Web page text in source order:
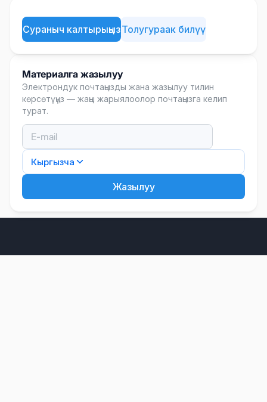
Сураныч калтырыңызТолугураак билүү
Материалга жазылуу
Электрондук почтаңызды жана жазылуу тилин
көрсөтүңүз — жаңы жарыялоолор почтаңызга келип
турат.
Кыргызча
Жазылуу